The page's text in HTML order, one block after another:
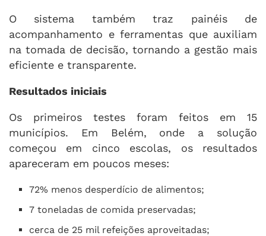
O sistema também traz painéis de
acompanhamento e ferramentas que auxiliam
na tomada de decisão, tornando a gestão mais
eficiente e transparente.
Resultados iniciais
Os primeiros testes foram feitos em 15
municípios. Em Belém, onde a solução
começou em cinco escolas, os resultados
apareceram em poucos meses:
72% menos desperdício de alimentos;
7 toneladas de comida preservadas;
cerca de 25 mil refeições aproveitadas;